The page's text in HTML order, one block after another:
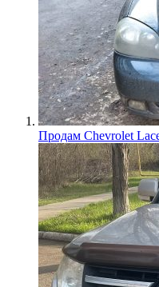
Продам Chevrolet